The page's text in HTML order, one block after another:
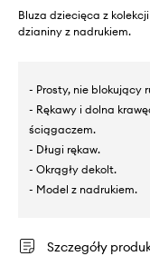
Bluza dziecięca z
dzianiny z nadrukiem.
- Prosty, nie blokujący
- Rękawy i dolna
ściągaczem.
- Długi rękaw.
- Okrągły dekolt.
- Model z nadrukiem.
Szczegóły